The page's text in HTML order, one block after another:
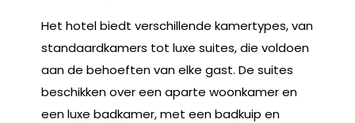
Het hotel biedt verschillende kamertypes, van
standaardkamers tot luxe suites, die voldoen
aan de behoeften van elke gast. De suites
beschikken over een aparte woonkamer en
een luxe badkamer, met een badkuip en